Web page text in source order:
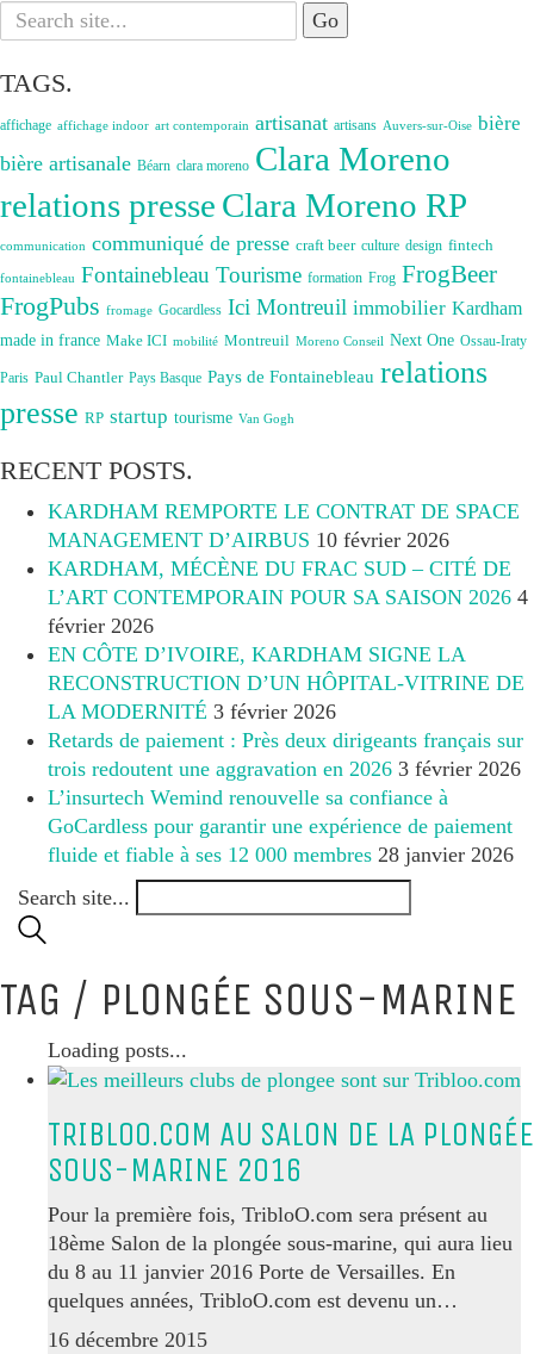
Search
for:
TAGS.
affichage affichage indoor art contemporain artisanat artisans Auvers-sur-Oise bière
bière artisanale Béarn clara moreno Clara Moreno
relations presse Clara Moreno RP
communication communiqué de presse craft beer culture design fintech
fontainebleau Fontainebleau Tourisme formation Frog FrogBeer
FrogPubs fromage Gocardless Ici Montreuil immobilier Kardham
made in france Make ICI mobilité Montreuil Moreno Conseil Next One Ossau-Iraty
Paris Paul Chantler Pays Basque Pays de Fontainebleau relations
presse RP startup tourisme Van Gogh
RECENT POSTS.
KARDHAM REMPORTE LE CONTRAT DE SPACE
MANAGEMENT D’AIRBUS 10 février 2026
KARDHAM, MÉCÈNE DU FRAC SUD – CITÉ DE
L’ART CONTEMPORAIN POUR SA SAISON 2026 4
février 2026
EN CÔTE D’IVOIRE, KARDHAM SIGNE LA
RECONSTRUCTION D’UN HÔPITAL-VITRINE DE
LA MODERNITÉ 3 février 2026
Retards de paiement : Près deux dirigeants français sur
trois redoutent une aggravation en 2026 3 février 2026
L’insurtech Wemind renouvelle sa confiance à
GoCardless pour garantir une expérience de paiement
fluide et fiable à ses 12 000 membres 28 janvier 2026
Search site...
TAG / PLONGÉE SOUS-MARINE
Loading posts...
TRIBLOO.COM AU SALON DE LA PLONGÉE
SOUS-MARINE 2016
Pour la première fois, TribloO.com sera présent au
18ème Salon de la plongée sous-marine, qui aura lieu
du 8 au 11 janvier 2016 Porte de Versailles. En
quelques années, TribloO.com est devenu un…
16 décembre 2015